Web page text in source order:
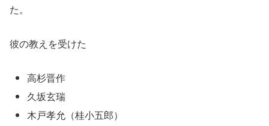
た。
彼の教えを受けた
高杉晋作
久坂玄瑞
木戸孝允（桂小五郎）